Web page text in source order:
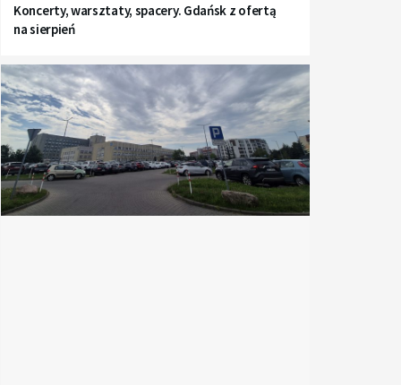
Koncerty, warsztaty, spacery. Gdańsk z ofertą
na sierpień